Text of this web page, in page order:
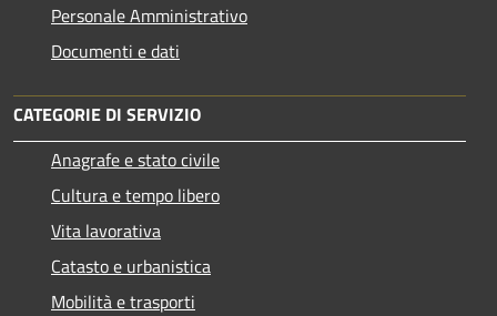
Personale Amministrativo
Documenti e dati
CATEGORIE DI SERVIZIO
Anagrafe e stato civile
Cultura e tempo libero
Vita lavorativa
Catasto e urbanistica
Mobilità e trasporti